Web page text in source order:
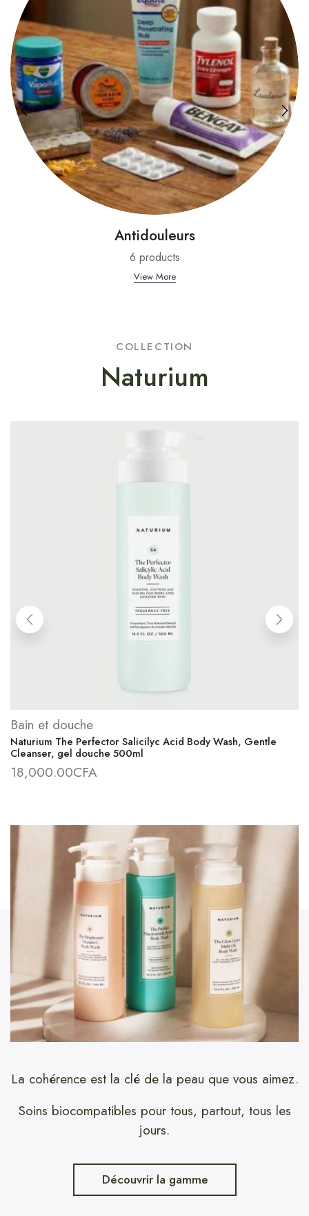
Antidouleurs
6 products
View More
COLLECTION
Naturium
Bain et douche
Naturium The Perfector Salicilyc Acid Body Wash, Gentle
Cleanser, gel douche 500ml
18,000.00CFA
La cohérence est la clé de la peau que vous aimez.
Soins biocompatibles pour tous, partout, tous les
jours.
Découvrir la gamme